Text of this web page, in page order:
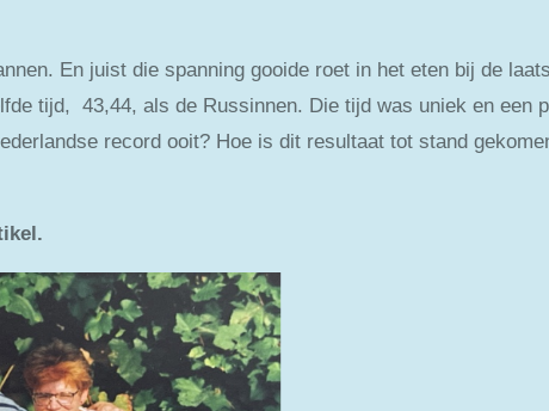
En juist die spanning gooide roet in het eten bij de
tijd, 43,44, als de Russinnen. Die tijd was uniek en een
record ooit? Hoe is dit resultaat tot stand